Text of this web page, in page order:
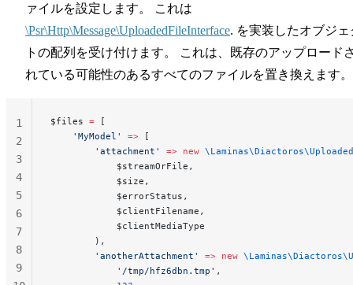
ァイルを設定します。 これは
\Psr\Http\Message\UploadedFileInterface. を実装したオブジェ
トの配列を受け付けます。 これは、既存のアップロード
れている可能性のあるすべてのファイルを置き換えます
$files = [
    'MyModel'
=> [
        'attachment'
=> new
            $streamOrFile,
            $size,
            $errorStatus,
            $clientFilename,
            $clientMediaType
        ),
        'anotherAttachment'
=> new
            '/tmp/hfz6dbn.tmp'
,
1
2
3
4
5
6
7
8
9